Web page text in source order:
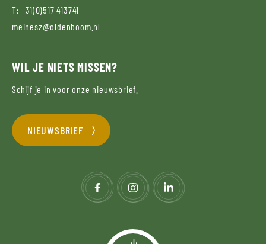
T: +31(0)517 413741
meinesz@oldenboom.nl
WIL JE NIETS MISSEN?
Schijf je in voor onze nieuwsbrief.
NIEUWSBRIEF